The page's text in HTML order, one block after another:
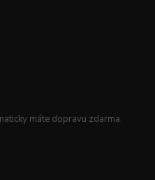
máte dopravu zdarma.